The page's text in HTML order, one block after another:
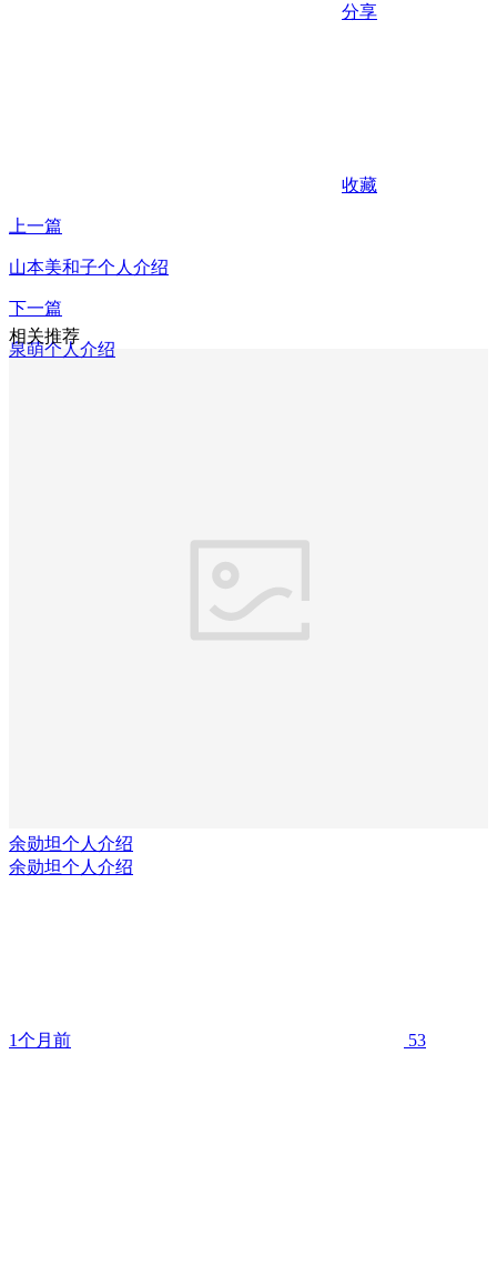
分享
收藏
上一篇
山本美和子个人介绍
下一篇
泉萌个人介绍
相关推荐
余勋坦个人介绍
余勋坦个人介绍
1个月前 53